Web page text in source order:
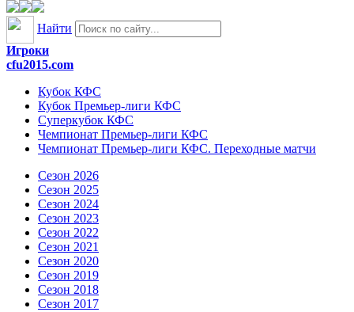
Найти
Игроки
cfu2015.com
Кубок КФС
Кубок Премьер-лиги КФС
Суперкубок КФС
Чемпионат Премьер-лиги КФС
Чемпионат Премьер-лиги КФС. Переходные матчи
Сезон 2026
Сезон 2025
Сезон 2024
Сезон 2023
Сезон 2022
Сезон 2021
Сезон 2020
Сезон 2019
Сезон 2018
Сезон 2017